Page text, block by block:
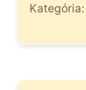
Kategória: